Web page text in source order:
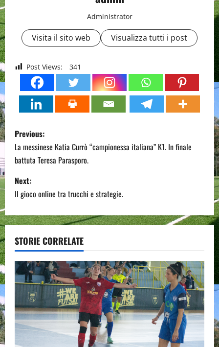
Administrator
Visita il sito web Visualizza tutti i post
Post Views: 341
P
o
s
t
n
a
v
i
g
a
t
Previous:
La messinese Katia Currò “campionessa italiana” K1. In finale
battuta Teresa Parasporo.
Next:
Il gioco online tra trucchi e strategie.
STORIE CORRELATE